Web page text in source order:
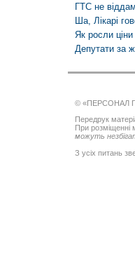
ГТС не
Ша, Лікарі
Як росли ціни
Депутати за
© «ПЕРСОНАЛ
Передрук
При розміщенні
можуть
З усіх питань